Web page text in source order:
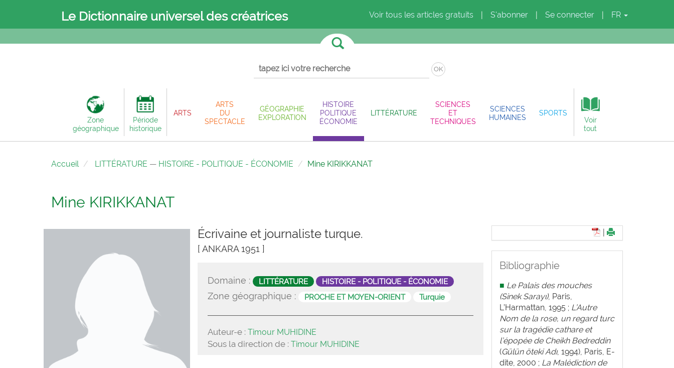
Le Dictionnaire universel des créatrices Voir tous les articles gratuits S'abonner Se connecter FR
OK
Zone
géographique
Période
historique
ARTS
ARTS
DU
SPECTACLE
GÉOGRAPHIE
EXPLORATION
HISTOIRE
POLITIQUE
ÉCONOMIE
LITTÉRATURE
SCIENCES
ET
TECHNIQUES
SCIENCES
HUMAINES
SPORTS
Voir
tout
Accueil LITTÉRATURE — HISTOIRE - POLITIQUE - ÉCONOMIE Mine KIRIKKANAT
Mine KIRIKKANAT
Écrivaine et journaliste turque.
[ ANKARA 1951 ]
Domaine : LITTÉRATURE HISTOIRE - POLITIQUE - ÉCONOMIE
Zone géographique : PROCHE ET MOYEN-ORIENT Turquie
Auteur-e :Timour MUHIDINE
Sous la direction de :Timour MUHIDINE
Bibliographie
■ Le Palais des mouches
(Sinek Sarayı), Paris,
L’Harmattan, 1995 ; L’Autre
Nom de la rose, un regard turc
sur la tragédie cathare et
l’épopée de Cheikh Bedreddin
(Gülün öteki Adı, 1994), Paris, E-
dite, 2000 ; La Malédiction de